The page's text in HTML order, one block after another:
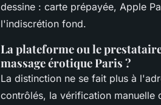
dessine : carte prépayée, Apple
l'indiscrétion fond.
La plateforme ou le
massage érotique Paris ?
La distinction ne se fait plus à
contrôlés, la vérification